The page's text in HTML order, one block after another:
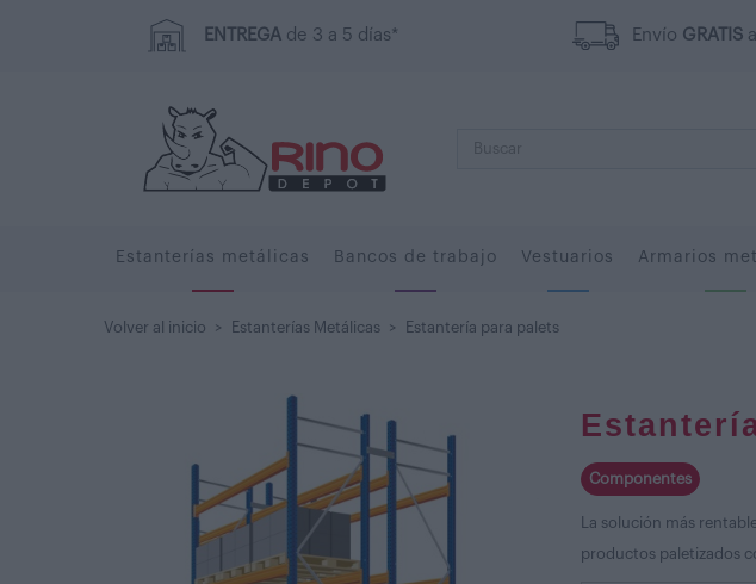
ENTREGA de 3 a 5 días* Envío GRATIS
Estanterías metálicas Bancos de trabajo Vestuarios Armarios
Volver al inicio > Estanterías Metálicas > Estantería para palets
Componentes
La solución más
productos paletizados